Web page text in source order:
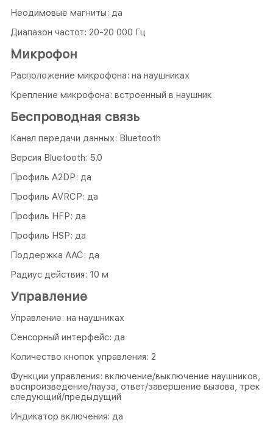
Неодимовые магниты: да
Диапазон частот: 20-20 000 Гц
Микрофон
Расположение микрофона: на наушниках
Крепление микрофона: встроенный в наушник
Беспроводная связь
Канал передачи данных: Bluetooth
Версия Bluetooth: 5.0
Профиль A2DP: да
Профиль AVRCP: да
Профиль HFP: да
Профиль HSP: да
Поддержка AAC: да
Радиус действия: 10 м
Управление
Управление: на наушниках
Сенсорный интерфейс: да
Количество кнопок управления: 2
Функции управления: включение/выключение наушников,
воспроизведение/пауза, ответ/завершение вызова, трек
следующий/предыдущий
Индикатор включения: да